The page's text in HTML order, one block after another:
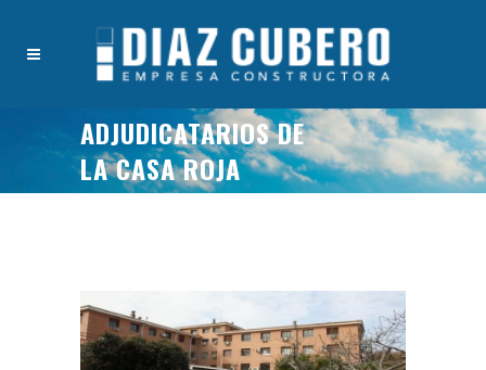
ADJUDICATARIOS DE
LA CASA ROJA